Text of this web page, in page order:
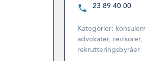
23 89 40 00
Kategorier:
advokater,
rekrutteringsbyråer